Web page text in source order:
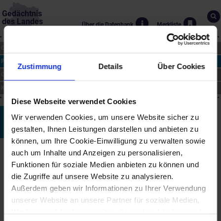
Zustimmung Details Über Cookies
Diese Webseite verwendet Cookies
Wir verwenden Cookies, um unsere Website sicher zu
gestalten, Ihnen Leistungen darstellen und anbieten zu
können, um Ihre Cookie-Einwilligung zu verwalten sowie
auch um Inhalte und Anzeigen zu personalisieren,
Funktionen für soziale Medien anbieten zu können und
die Zugriffe auf unsere Website zu analysieren.
Außerdem geben wir Informationen zu Ihrer Verwendung
unserer Website an unsere Partner für soziale Medien,
Gedächtnis
des Landes
Über die Datenbank Merkliste
PERSONEN
Herwig Turk
*6.2.1964
Biographie
Herwig Turk wurde in St. Veit an der Glan geboren. Er studierte an
der Hochschule für angewandte Kunst (Peter Weibel) und lebt
heute in Lissabon. Schwerpunkte seiner künstlerischen Tätigkeit
sind Fotografie und neue Medien.
Turk ist Gründungsmitglied von HILUS (intermediale